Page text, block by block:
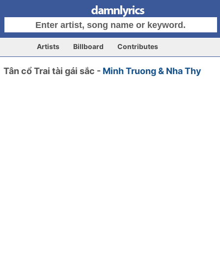
Artists Billboard Contributes
Tân cổ Trai tài gái sắc - Minh Truong & Nha Thy